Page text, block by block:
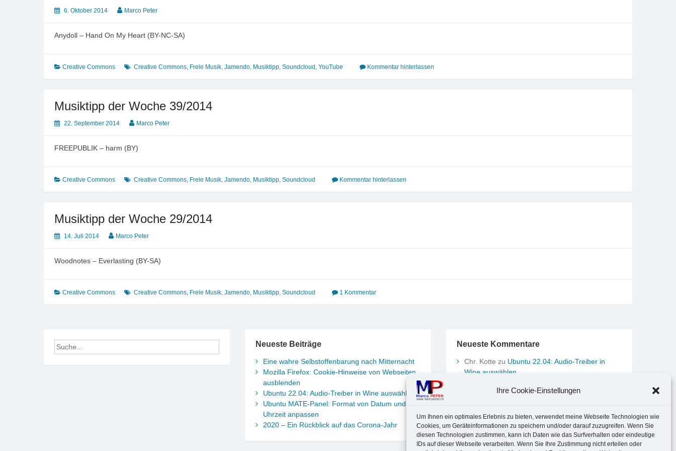
Ihre Cookie-Einstellungen
Um Ihnen ein optimales Erlebnis zu bieten, verwendet meine Webseite Technologien wie
Cookies, um Geräteinformationen zu speichern und/oder darauf zuzugreifen. Wenn Sie
diesen Technologien zustimmen, kann ich Daten wie das Surfverhalten oder eindeutige
IDs auf dieser Webseite verarbeiten. Wenn Sie Ihre Zustimmung nicht erteilen oder
6. Oktober 2014 Marco Peter
Anydoll – Hand On My Heart (BY-NC-SA)
Creative Commons Creative Commons, Freie Musik, Jamendo, Musiktipp, Soundcloud , YouTube Kommentar hinterlassen
Musiktipp der Woche 39/2014
22. September 2014 Marco Peter
FREEPUBLIK – harm (BY)
Creative Commons Creative Commons, Freie Musik, Jamendo, Musiktipp, Soundcloud Kommentar hinterlassen
Musiktipp der Woche 29/2014
14. Juli 2014 Marco Peter
Woodnotes – Everlasting (BY-SA)
Creative Commons Creative Commons, Freie Musik, Jamendo, Musiktipp, Soundcloud 1 Kommentar
Neueste Beiträge
Eine wahre Selbstoffenbarung nach Mitternacht
Mozilla Firefox: Cookie-Hinweise von Webseiten
ausblenden
Ubuntu 22.04: Audio-Treiber in Wine auswählen
Ubuntu MATE-Panel: Format von Datum und
Uhrzeit anpassen
2020 – Ein Rückblick auf das Corona-Jahr
Neueste Kommentare
Chr. Kotte zu Ubuntu 22.04: Audio-Treiber in
Wine auswählen
Datum und Uhrzeit anpassen
Datum und Uhrzeit anpassen
Brummel Herbolzheimzu Musik-Portrait Nr. 1:
Les Assoiffés aus Mittelbergheim
Marco PeterzuVereinfachte Installation von